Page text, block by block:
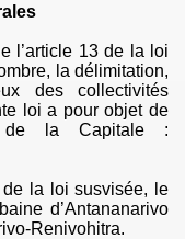
l’article 13 de la loi
la délimitation,
des collectivités
loi a pour objet de
de la Capitale :
la loi susvisée, le
d’Antananarivo
Renivohitra.